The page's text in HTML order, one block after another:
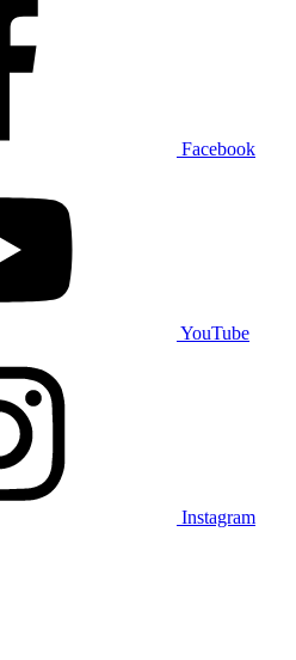
Facebook
YouTube
Instagram